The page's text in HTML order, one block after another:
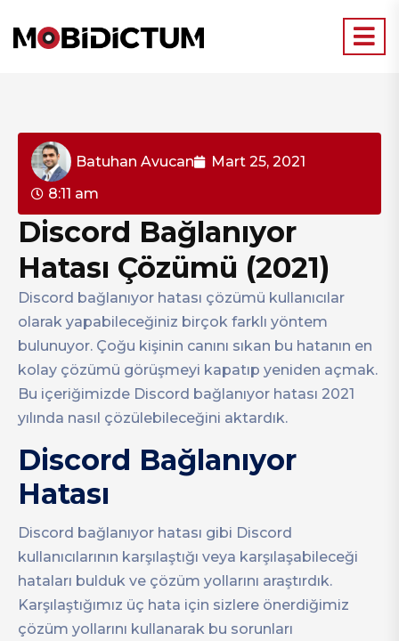
Batuhan Avucan
Mart 25, 2021
8:11 am
Discord Bağlanıyor
Hatası Çözümü (2021)
Discord bağlanıyor hatası çözümü kullanıcılar
olarak yapabileceğiniz birçok farklı yöntem
bulunuyor. Çoğu kişinin canını sıkan bu hatanın en
kolay çözümü görüşmeyi kapatıp yeniden açmak.
Bu içeriğimizde Discord bağlanıyor hatası 2021
yılında nasıl çözülebileceğini aktardık.
Discord Bağlanıyor
Hatası
Discord bağlanıyor hatası gibi Discord
kullanıcılarının karşılaştığı veya karşılaşabileceği
hataları bulduk ve çözüm yollarını araştırdık.
Karşılaştığımız üç hata için sizlere önerdiğimiz
çözüm yollarını kullanarak bu sorunları